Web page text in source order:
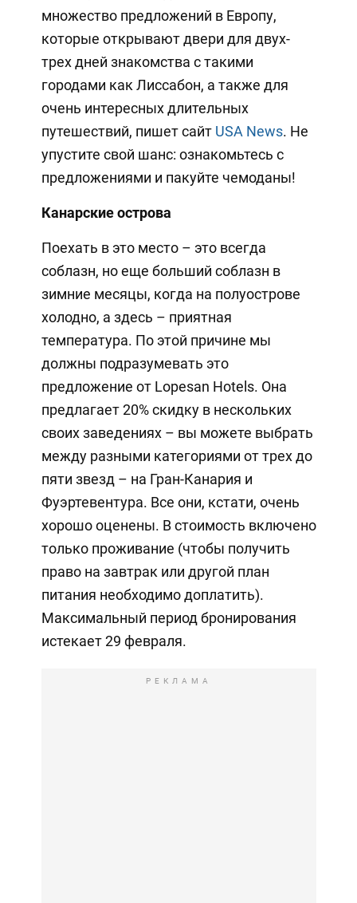
множество предложений в Европу,
которые открывают двери для двух-
трех дней знакомства с такими
городами как Лиссабон, а также для
очень интересных длительных
путешествий, пишет сайт USA News. Не
упустите свой шанс: ознакомьтесь с
предложениями и пакуйте чемоданы!
Канарские острова
Поехать в это место – это всегда
соблазн, но еще больший соблазн в
зимние месяцы, когда на полуострове
холодно, а здесь – приятная
температура. По этой причине мы
должны подразумевать это
предложение от Lopesan Hotels. Она
предлагает 20% скидку в нескольких
своих заведениях – вы можете выбрать
между разными категориями от трех до
пяти звезд – на Гран-Канария и
Фуэртевентура. Все они, кстати, очень
хорошо оценены. В стоимость включено
только проживание (чтобы получить
право на завтрак или другой план
питания необходимо доплатить).
Максимальный период бронирования
истекает 29 февраля.
РЕКЛАМА